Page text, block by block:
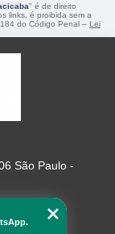
" é de direito
links, é proibida sem a
do Código Penal – Lei
São Paulo -